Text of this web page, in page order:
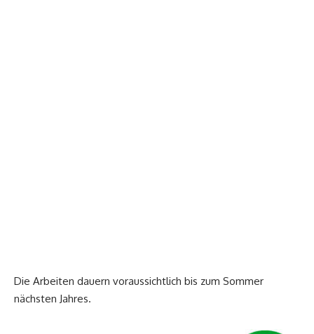
Die Arbeiten dauern voraussichtlich bis zum Sommer
nächsten Jahres.